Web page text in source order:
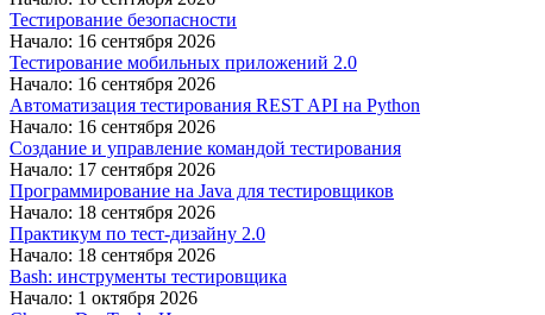
Тестирование безопасности
Начало: 16 сентября 2026
Тестирование мобильных приложений 2.0
Начало: 16 сентября 2026
Автоматизация тестирования REST API на Python
Начало: 16 сентября 2026
Создание и управление командой тестирования
Начало: 17 сентября 2026
Программирование на Java для тестировщиков
Начало: 18 сентября 2026
Практикум по тест-дизайну 2.0
Начало: 18 сентября 2026
Bash: инструменты тестировщика
Начало: 1 октября 2026